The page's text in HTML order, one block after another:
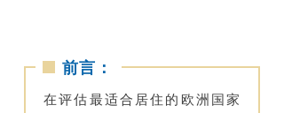
前言：
在评估最适合居住的欧洲国家